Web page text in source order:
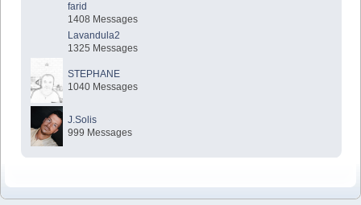
farid
1408 Messages
Lavandula2
1325 Messages
STEPHANE
1040 Messages
J.Solis
999 Messages